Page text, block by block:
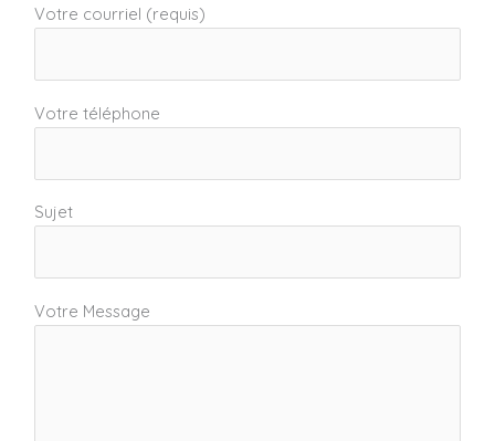
Votre courriel (requis)
Votre téléphone
Sujet
Votre Message